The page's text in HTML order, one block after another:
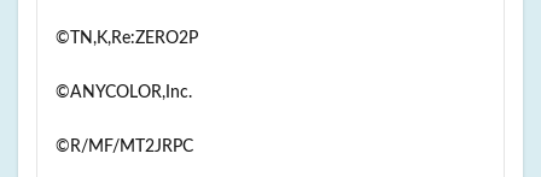
©️TN,K,Re:ZERO2P
©ANYCOLOR,Inc.
©R/MF/MT2JRPC